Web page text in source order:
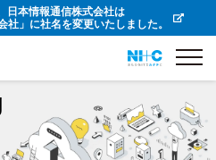
日本情報通信株式会社は
社」に社名を変更いたしました。